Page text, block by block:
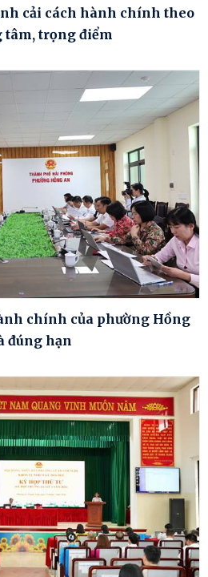
cải cách hành chính theo
tâm, trọng điểm
chính của phường Hồng
đúng hạn